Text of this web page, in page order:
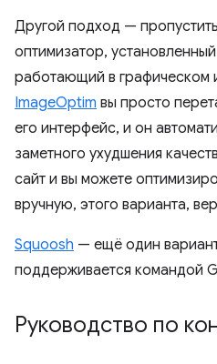
Другой подход —
оптимизатор,
работающий в графическом
ImageOptim вы просто
его интерфейс, и он
заметного ухудшения
сайт и вы можете
вручную, этого варианта,
Squoosh — ещё один
поддерживается командой
Руководство по